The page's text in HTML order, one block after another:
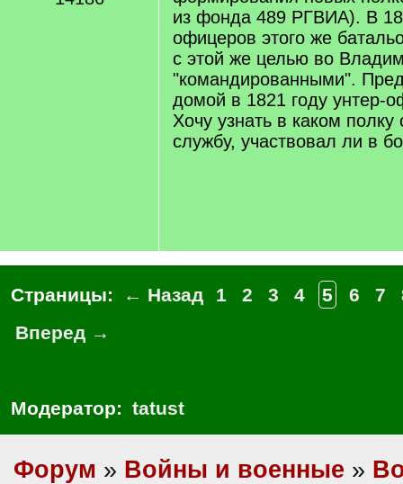
из фонда 489 РГВИА). В
офицеров этого же
с этой же целью во
"командированными".
домой в 1821 году унтер-
Хочу узнать в каком
службу, участвовал ли в
Страницы: ← Назад 1 2 3 4 5 6 7
Вперед →
Модератор: tatust
Форум » Войны и военные »